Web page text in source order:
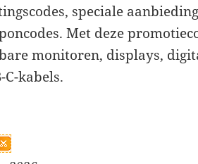
speciale
Met deze
monitoren, displays,
C-kabels.